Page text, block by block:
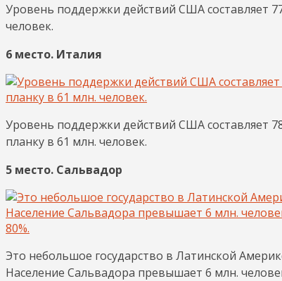
Уровень поддержки действий США составляет
человек.
6 место. Италия
Уровень поддержки действий США составляет
планку в 61 млн. человек.
5 место. Сальвадор
Это небольшое государство в Латинской
Население Сальвадора превышает 6 млн.